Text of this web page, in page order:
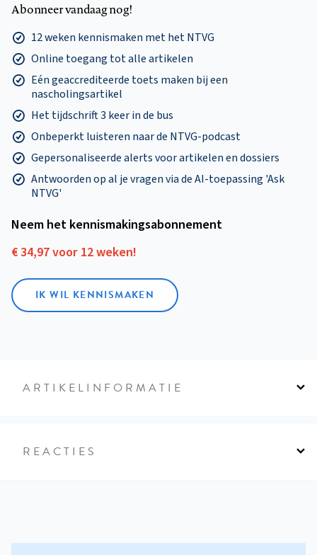
Abonneer vandaag nog!
12 weken kennismaken met het NTVG
Online toegang tot alle artikelen
Eén geaccrediteerde toets maken bij een
nascholingsartikel
Het tijdschrift 3 keer in de bus
Onbeperkt luisteren naar de NTVG-podcast
Gepersonaliseerde alerts voor artikelen en dossiers
Antwoorden op al je vragen via de AI-toepassing 'Ask
NTVG'
Neem het kennismakings­abonnement
€ 34,97 voor 12 weken!
IK WIL KENNISMAKEN
ARTIKELINFORMATIE
REACTIES